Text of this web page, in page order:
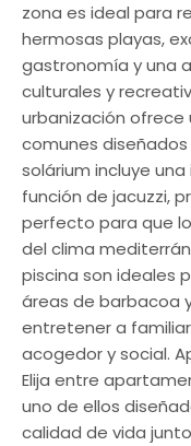
zona es ideal para
hermosas playas,
gastronomía y una
culturales y
urbanización ofrece
comunes diseñados
solárium incluye
función de jacuzzi,
perfecto para que
del clima
piscina son ideales
áreas de barbacoa
entretener a
acogedor y social.
Elija entre
uno de ellos
calidad de vida